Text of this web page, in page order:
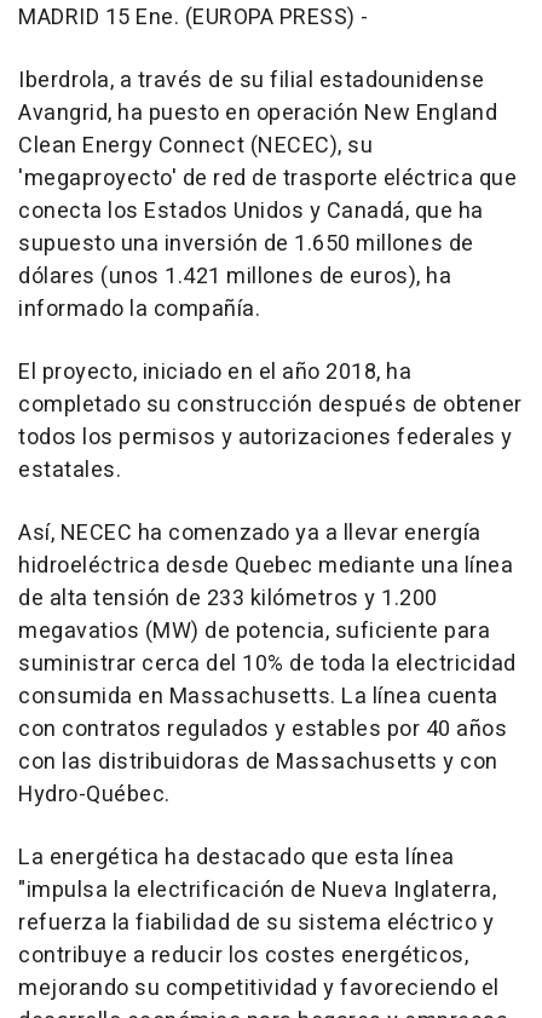
MADRID 15 Ene. (EUROPA PRESS) -
Iberdrola, a través de su filial estadounidense
Avangrid, ha puesto en operación New England
Clean Energy Connect (NECEC), su
'megaproyecto' de red de trasporte eléctrica que
conecta los Estados Unidos y Canadá, que ha
supuesto una inversión de 1.650 millones de
dólares (unos 1.421 millones de euros), ha
informado la compañía.
El proyecto, iniciado en el año 2018, ha
completado su construcción después de obtener
todos los permisos y autorizaciones federales y
estatales.
Así, NECEC ha comenzado ya a llevar energía
hidroeléctrica desde Quebec mediante una línea
de alta tensión de 233 kilómetros y 1.200
megavatios (MW) de potencia, suficiente para
suministrar cerca del 10% de toda la electricidad
consumida en Massachusetts. La línea cuenta
con contratos regulados y estables por 40 años
con las distribuidoras de Massachusetts y con
Hydro-Québec.
La energética ha destacado que esta línea
"impulsa la electrificación de Nueva Inglaterra,
refuerza la fiabilidad de su sistema eléctrico y
contribuye a reducir los costes energéticos,
mejorando su competitividad y favoreciendo el